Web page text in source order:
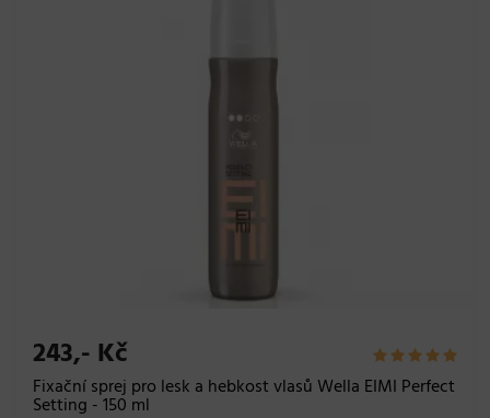
243,- Kč
Fixační sprej pro lesk a hebkost vlasů Wella EIMI Perfect
Setting - 150 ml